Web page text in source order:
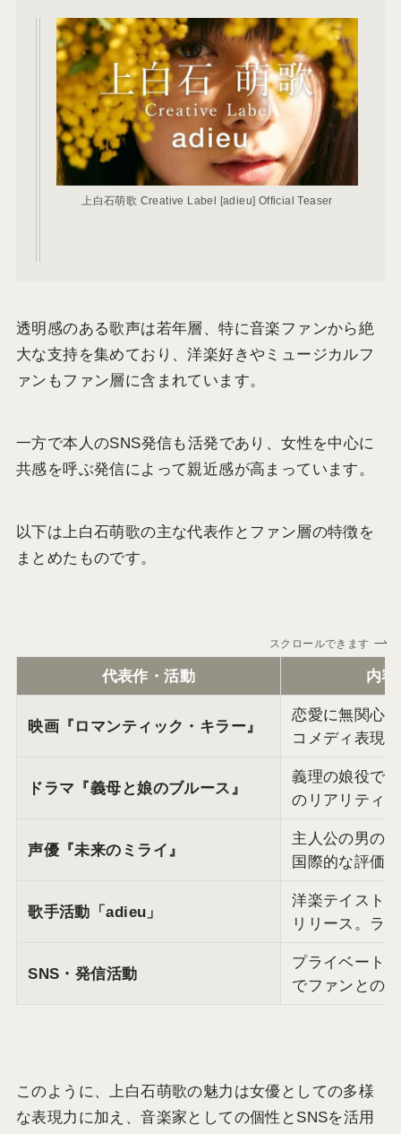
上白石萌歌 Creative Label [adieu] Official Teaser
透明感のある歌声は若年層、特に音楽ファンから絶
大な支持を集めており、洋楽好きやミュージカルフ
ァンもファン層に含まれています。
一方で本人のSNS発信も活発であり、女性を中心に
共感を呼ぶ発信によって親近感が高まっています。
以下は上白石萌歌の主な代表作とファン層の特徴を
まとめたものです。
スクロールできます
代表作・活動 内容
映画『ロマンティック・キラー』
恋愛に無関心
コメディ表現
ドラマ『義母と娘のブルース』
義理の娘役で
のリアリティ
声優『未来のミライ』
主人公の男の
国際的な評価
歌手活動「adieu」
洋楽テイスト
リリース。ラ
SNS・発信活動
プライベート
でファンとの
このように、上白石萌歌の魅力は女優としての多様
な表現力に加え、音楽家としての個性とSNSを活用